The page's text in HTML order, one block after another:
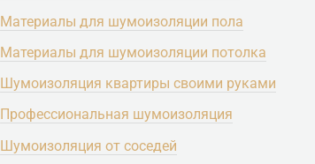
Материалы для шумоизоляции пола
Материалы для шумоизоляции потолка
Шумоизоляция квартиры своими руками
Профессиональная шумоизоляция
Шумоизоляция от соседей